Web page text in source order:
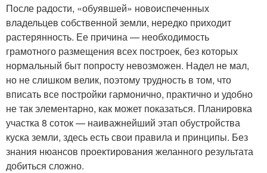
После радости, «обуявшей» новоиспеченных
владельцев собственной земли, нередко приходит
растерянность. Ее причина — необходимость
грамотного размещения всех построек, без которых
нормальный быт попросту невозможен. Надел не мал,
но не слишком велик, поэтому трудность в том, что
вписать все постройки гармонично, практично и удобно
не так элементарно, как может показаться. Планировка
участка 8 соток — наиважнейший этап обустройства
куска земли, здесь есть свои правила и принципы. Без
знания нюансов проектирования желанного результата
добиться сложно.